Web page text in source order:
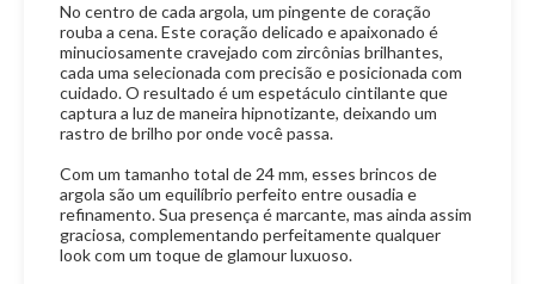
No centro de cada argola, um pingente de coração
rouba a cena. Este coração delicado e apaixonado é
minuciosamente cravejado com zircônias brilhantes,
cada uma selecionada com precisão e posicionada com
cuidado. O resultado é um espetáculo cintilante que
captura a luz de maneira hipnotizante, deixando um
rastro de brilho por onde você passa.
Com um tamanho total de 24 mm, esses brincos de
argola são um equilíbrio perfeito entre ousadia e
refinamento. Sua presença é marcante, mas ainda assim
graciosa, complementando perfeitamente qualquer
look com um toque de glamour luxuoso.